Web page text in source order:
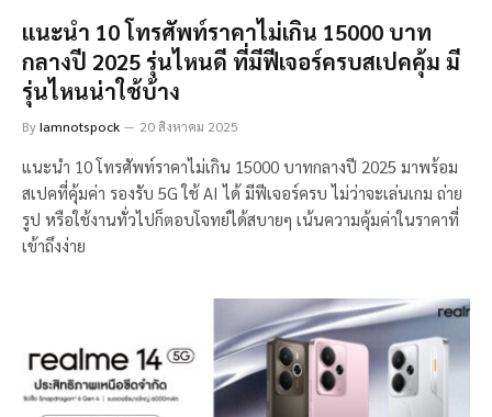
แนะนำ 10 โทรศัพท์ราคาไม่เกิน 15000 บาท
กลางปี 2025 รุ่นไหนดี ที่มีฟีเจอร์ครบสเปคคุ้ม มี
รุ่นไหนน่าใช้บ้าง
ByIamnotspock 20 สิงหาคม 2025
แนะนำ 10 โทรศัพท์ราคาไม่เกิน 15000 บาทกลางปี 2025 มาพร้อม
สเปคที่คุ้มค่า รองรับ 5G ใช้ AI ได้ มีฟีเจอร์ครบ ไม่ว่าจะเล่นเกม ถ่าย
รูป หรือใช้งานทั่วไปก็ตอบโจทย์ได้สบายๆ เน้นความคุ้มค่าในราคาที่
เข้าถึงง่าย